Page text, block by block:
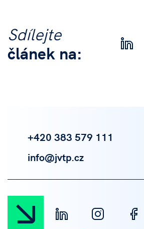
Sdílejte
článek na:
+420 383 579 111
info@jvtp.cz